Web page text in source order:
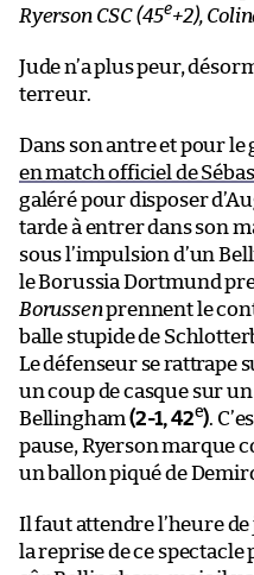
Ryerson CSC (45e+2),
Jude n’a plus peur,
terreur.
Dans son antre et pour
en match officiel de
galéré pour disposer
tarde à entrer dans son
sous l’impulsion d’un
le Borussia Dortmund
Borussenprennent le
balle stupide de
Le défenseur se rattrape
un coup de casque sur
Bellingham(2-1, 42e).
pause, Ryerson marque
un ballon piqué de
Il faut attendre l’heure
la reprise de ce